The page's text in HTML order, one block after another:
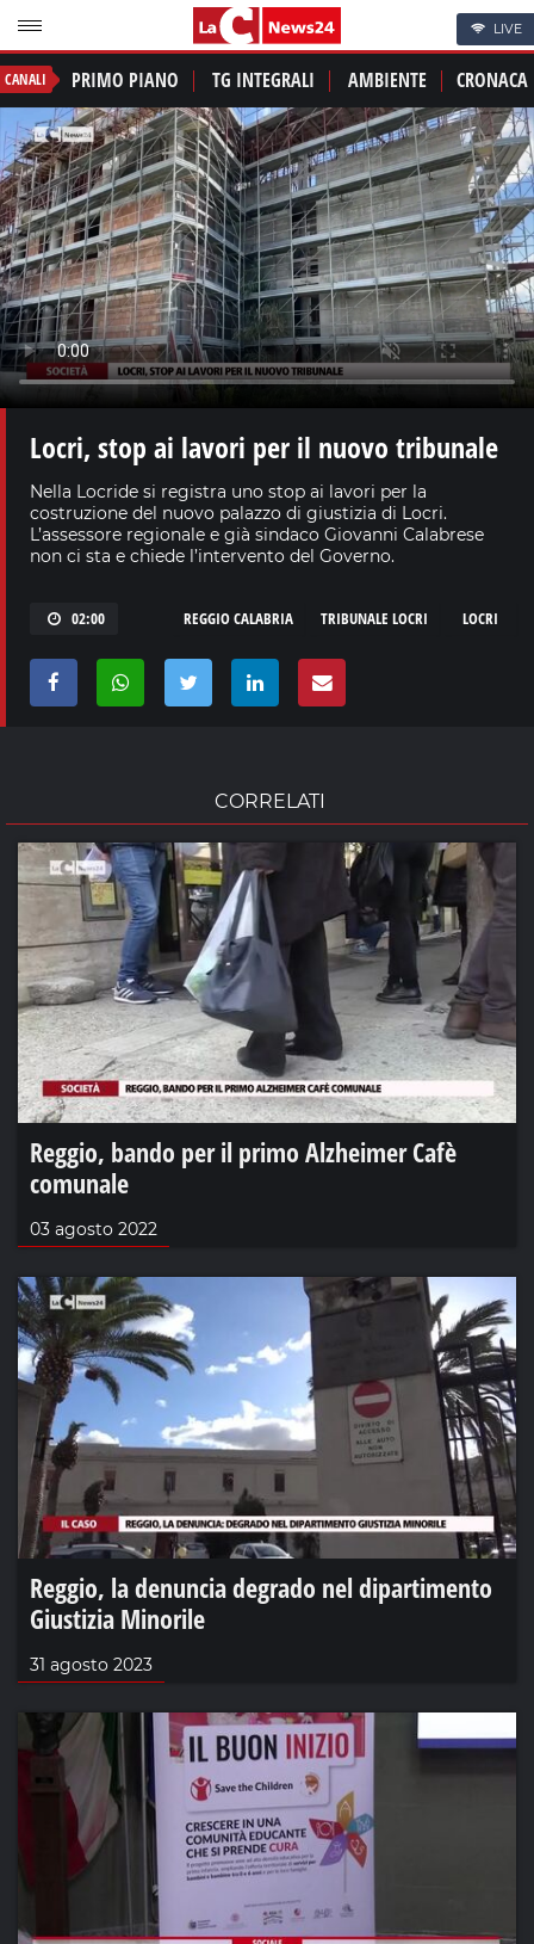
LIVE
CANALI PRIMO PIANO TG INTEGRALI AMBIENTE CRONACA
Locri, stop ai lavori per il nuovo tribunale
Nella Locride si registra uno stop ai lavori per la
costruzione del nuovo palazzo di giustizia di Locri.
L’assessore regionale e già sindaco Giovanni Calabrese
non ci sta e chiede l’intervento del Governo.
02:00 LOCRI
TRIBUNALE LOCRI
REGGIO CALABRIA
CORRELATI
Reggio, bando per il primo Alzheimer Cafè
comunale
03 agosto 2022
Reggio, la denuncia degrado nel dipartimento
Giustizia Minorile
31 agosto 2023